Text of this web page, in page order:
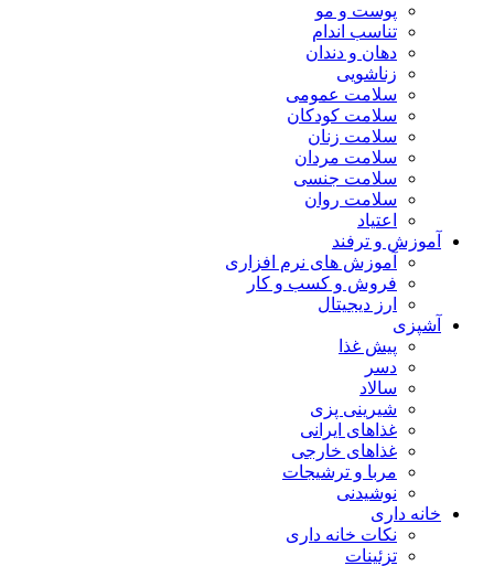
پوست و مو
تناسب اندام
دهان و دندان
زناشویی
سلامت عمومی
سلامت کودکان
سلامت زنان
سلامت مردان
سلامت جنسی
سلامت روان
اعتیاد
آموزش و ترفند
آموزش های نرم افزاری
فروش و کسب و کار
ارز دیجیتال
آشپزی
پیش غذا
دسر
سالاد
شیرینی پزی
غذاهای ایرانی
غذاهای خارجی
مربا و ترشیجات
نوشیدنی
خانه داری
نکات خانه داری
تزئینات